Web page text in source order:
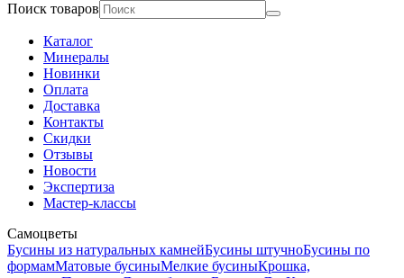
Поиск товаров
Каталог
Минералы
Новинки
Оплата
Доставка
Контакты
Скидки
Отзывы
Новости
Экспертиза
Мастер-классы
Самоцветы
Бусины из натуральных камнейБусины штучноБусины по
формамМатовые бусиныМелкие бусиныКрошка,